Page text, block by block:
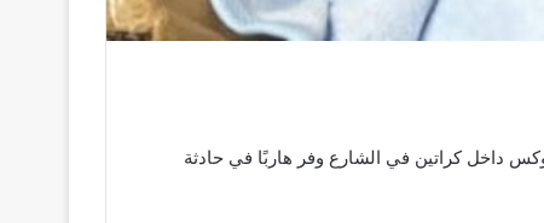
داخل كراتين في الشارع وفر هاربًا في حادثة